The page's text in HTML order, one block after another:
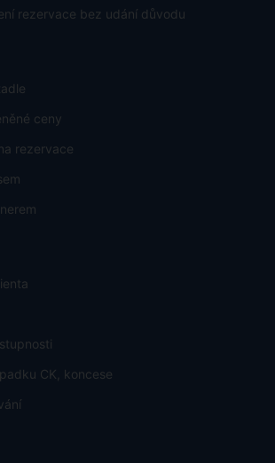
rezervace bez udání důvodu
ceny
rezervace
CK, koncese